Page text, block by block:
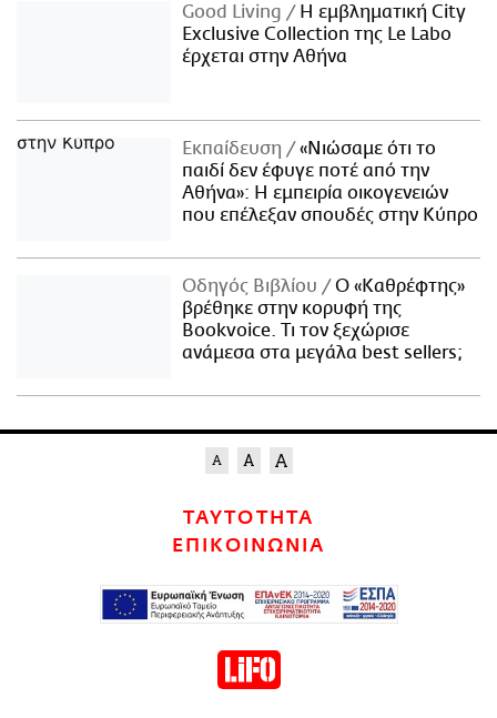
Good Living
Η εμβληματική City
Exclusive Collection της Le Labo
έρχεται στην Αθήνα
Εκπαίδευση
«Νιώσαμε ότι το
παιδί δεν έφυγε ποτέ από την
Αθήνα»: Η εμπειρία οικογενειών
που επέλεξαν σπουδές στην Κύπρο
Οδηγός Βιβλίου
Ο «Καθρέφτης»
βρέθηκε στην κορυφή της
Bookvoice. Τι τον ξεχώρισε
ανάμεσα στα μεγάλα best sellers;
ΤΑΥΤΟΤΗΤΑ
ΕΠΙΚΟΙΝΩΝΙΑ